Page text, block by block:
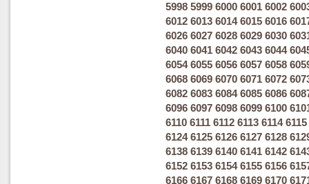
5998 5999 6000 6001 6002
6012 6013 6014 6015 6016
6026 6027 6028 6029 6030
6040 6041 6042 6043 6044
6054 6055 6056 6057 6058
6068 6069 6070 6071 6072
6082 6083 6084 6085 6086
6096 6097 6098 6099 6100
6110 6111 6112 6113 6114 6115
6124 6125 6126 6127 6128
6138 6139 6140 6141 6142
6152 6153 6154 6155 6156
6166 6167 6168 6169 6170